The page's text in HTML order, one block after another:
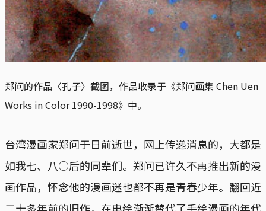
郑问的作品〈孔子〉截图，作品收录于《郑问画集 Chen Uen
Works in Color 1990-1998》中。
台湾漫画家郑问于日前逝世，网上传递消息的，大都是
如我七、八○后的同辈们。郑问已许久不再推出新的漫
画作品，怀念他的漫画迷也都不再是青春少年。翻回近